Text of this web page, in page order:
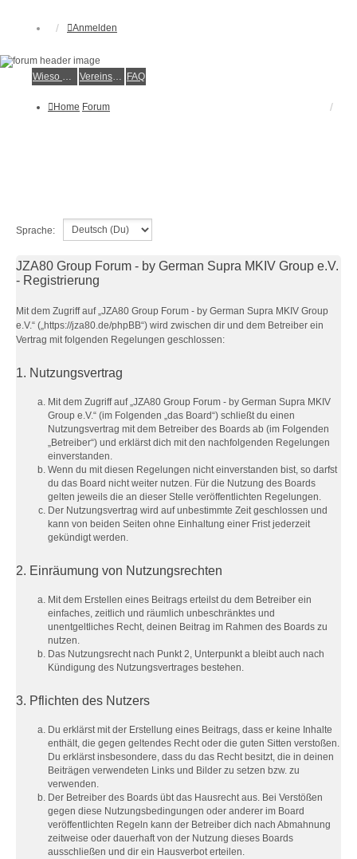
Anmelden
Wieso der e.V.? Vereinsmitglied werden FAQ
Home Forum
Sprache:
JZA80 Group Forum - by German Supra MKIV Group e.V.
- Registrierung
Mit dem Zugriff auf „JZA80 Group Forum - by German Supra MKIV Group
e.V.“ („https://jza80.de/phpBB“) wird zwischen dir und dem Betreiber ein
Vertrag mit folgenden Regelungen geschlossen:
1. Nutzungsvertrag
Mit dem Zugriff auf „JZA80 Group Forum - by German Supra MKIV
Group e.V.“ (im Folgenden „das Board“) schließt du einen
Nutzungsvertrag mit dem Betreiber des Boards ab (im Folgenden
„Betreiber“) und erklärst dich mit den nachfolgenden Regelungen
einverstanden.
Wenn du mit diesen Regelungen nicht einverstanden bist, so darfst
du das Board nicht weiter nutzen. Für die Nutzung des Boards
gelten jeweils die an dieser Stelle veröffentlichten Regelungen.
Der Nutzungsvertrag wird auf unbestimmte Zeit geschlossen und
kann von beiden Seiten ohne Einhaltung einer Frist jederzeit
gekündigt werden.
2. Einräumung von Nutzungsrechten
Mit dem Erstellen eines Beitrags erteilst du dem Betreiber ein
einfaches, zeitlich und räumlich unbeschränktes und
unentgeltliches Recht, deinen Beitrag im Rahmen des Boards zu
nutzen.
Das Nutzungsrecht nach Punkt 2, Unterpunkt a bleibt auch nach
Kündigung des Nutzungsvertrages bestehen.
3. Pflichten des Nutzers
Du erklärst mit der Erstellung eines Beitrags, dass er keine Inhalte
enthält, die gegen geltendes Recht oder die guten Sitten verstoßen.
Du erklärst insbesondere, dass du das Recht besitzt, die in deinen
Beiträgen verwendeten Links und Bilder zu setzen bzw. zu
verwenden.
Der Betreiber des Boards übt das Hausrecht aus. Bei Verstößen
gegen diese Nutzungsbedingungen oder anderer im Board
veröffentlichten Regeln kann der Betreiber dich nach Abmahnung
zeitweise oder dauerhaft von der Nutzung dieses Boards
ausschließen und dir ein Hausverbot erteilen.